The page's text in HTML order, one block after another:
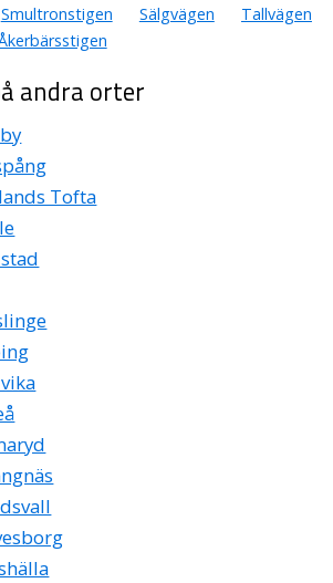
Smultronstigen Sälgvägen
Tallvägen
andra orter
Tofta